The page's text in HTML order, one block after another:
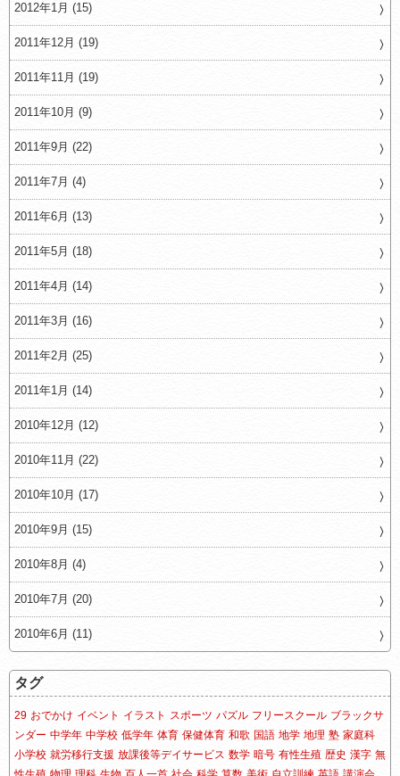
2012年1月 (15)
2011年12月 (19)
2011年11月 (19)
2011年10月 (9)
2011年9月 (22)
2011年7月 (4)
2011年6月 (13)
2011年5月 (18)
2011年4月 (14)
2011年3月 (16)
2011年2月 (25)
2011年1月 (14)
2010年12月 (12)
2010年11月 (22)
2010年10月 (17)
2010年9月 (15)
2010年8月 (4)
2010年7月 (20)
2010年6月 (11)
タグ
29 おでかけ イベント イラスト スポーツ パズル フリースクール ブラックサ
ンダー 中学年 中学校 低学年 体育 保健体育 和歌 国語 地学 地理 塾 家庭科
小学校 就労移行支援 放課後等デイサービス 数学 暗号 有性生殖 歴史 漢字 無